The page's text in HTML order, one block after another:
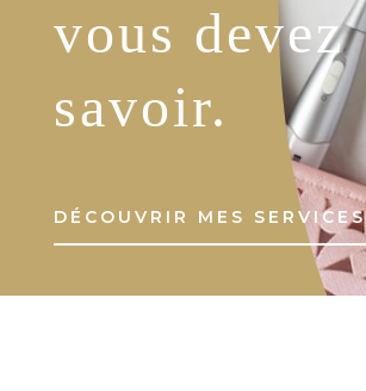
vous devez
savoir.
DÉCOUVRIR MES SERVICES